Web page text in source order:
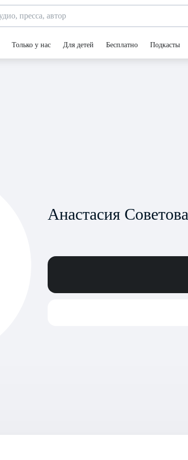
Только у нас Для детей Бесплатно Подкасты
Анастасия Советова